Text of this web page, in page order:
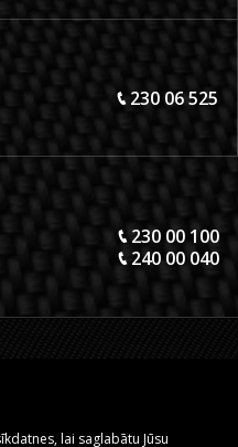
230 06 525
230 00 100
240 00 040
lai saglabātu Jūsu